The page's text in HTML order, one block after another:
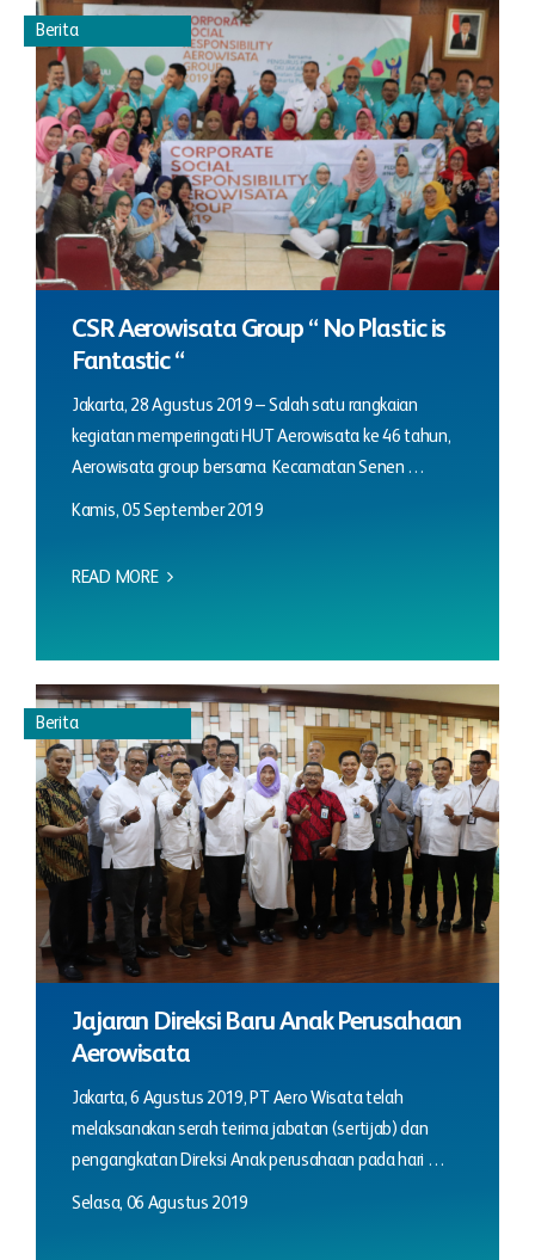
Berita
CSR Aerowisata Group “ No Plastic is
Fantastic “
Jakarta, 28 Agustus 2019 – Salah satu rangkaian
kegiatan memperingati HUT Aerowisata ke 46 tahun,
Aerowisata group bersama Kecamatan Senen …
Kamis, 05 September 2019
READ MORE
Berita
Jajaran Direksi Baru Anak Perusahaan
Aerowisata
Jakarta, 6 Agustus 2019, PT Aero Wisata telah
melaksanakan serah terima jabatan (sertijab) dan
pengangkatan Direksi Anak perusahaan pada hari …
Selasa, 06 Agustus 2019